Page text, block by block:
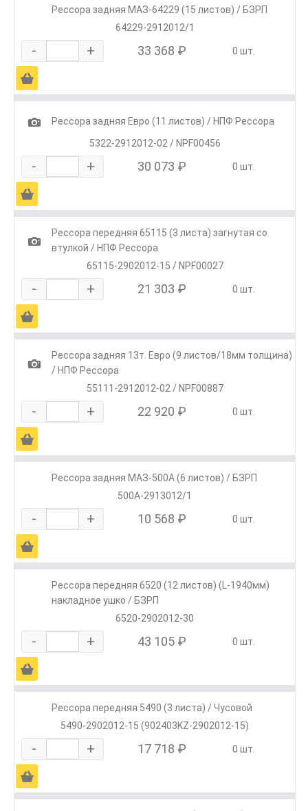
Рессора задняя МАЗ-64229 (15 листов) / БЗРП
64229-2912012/1
- + 33 368 ₽ 0 шт.
Ä
1
Рессора задняя Евро (11 листов) / НПФ Рессора
5322-2912012-02 / NPF00456
- + 30 073 ₽ 0 шт.
Ä
1
Рессора передняя 65115 (3 листа) загнутая со
втулкой / НПФ Рессора
65115-2902012-15 / NPF00027
- + 21 303 ₽ 0 шт.
Ä
1
Рессора задняя 13т. Евро (9 листов/18мм толщина)
/ НПФ Рессора
55111-2912012-02 / NPF00887
- + 22 920 ₽ 0 шт.
Ä
Рессора задняя МАЗ-500А (6 листов) / БЗРП
500А-2913012/1
- + 10 568 ₽ 0 шт.
Ä
Рессора передняя 6520 (12 листов) (L-1940мм)
накладное ушко / БЗРП
6520-2902012-30
- + 43 105 ₽ 0 шт.
Ä
Рессора передняя 5490 (3 листа) / Чусовой
5490-2902012-15 (902403KZ-2902012-15)
- + 17 718 ₽ 0 шт.
Ä